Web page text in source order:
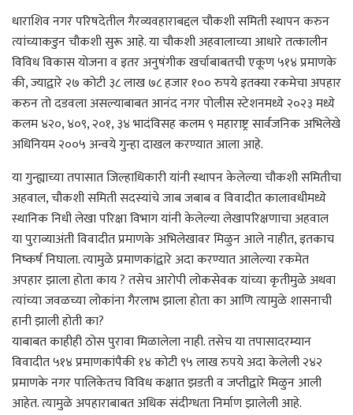
धाराशिव नगर परिषदेतील गैरव्यवहाराबद्दल चौकशी समिती स्थापन करुन
त्यांच्याकडुन चौकशी सुरू आहे. या चौकशी अहवालाच्या आधारे तत्कालीन
विविध विकास योजना व इतर अनुषंगीक खर्चाबाबतची एकूण ५१४ प्रमाणके
की, ज्याद्वारे २७ कोटी ३८ लाख ७८ हजार १०० रुपये इतक्या रकमेचा अपहार
करुन तो दडवला असल्याबाबत आनंद नगर पोलीस स्टेशनमध्ये २०२३ मध्ये
कलम ४२०, ४०९, २०१, ३४ भादंविसह कलम ९ महाराष्ट्र सार्वजनिक अभिलेखे
अधिनियम २००५ अन्वये गुन्हा दाखल करण्यात आला आहे.
या गुन्ह्याच्या तपासात जिल्हाधिकारी यांनी स्थापन केलेल्या चौकशी समितीचा
अहवाल, चौकशी समिती सदस्यांचे जाब जबाब व विवादीत कालावधीमध्ये
स्थानिक निधी लेखा परिक्षा विभाग यांनी केलेल्या लेखापरिक्षणाचा अहवाल
या पुराव्याअंती विवादीत प्रमाणके अभिलेखावर मिळुन आले नाहीत, इतकाच
निष्कर्ष निघाला. त्यामुळे प्रमाणकांद्वारे अदा करण्यात आलेल्या रकमेत
अपहार झाला होता काय ? तसेच आरोपी लोकसेवक यांच्या कृतीमुळे अथवा
त्यांच्या जवळच्या लोकांना गैरलाभ झाला होता का आणि त्यामुळे शासनाची
हानी झाली होती का?
याबाबत काहीही ठोस पुरावा मिळालेला नाही. तसेच या तपासादरम्यान
विवादीत ५१४ प्रमाणकांपैकी १४ कोटी ९५ लाख रुपये अदा केलेली २४२
प्रमाणके नगर पालिकेतच विविध कक्षात झडती व जप्तीद्वारे मिळुन आली
आहेत. त्यामुळे अपहाराबाबत अधिक संदीग्धता निर्माण झालेली आहे.